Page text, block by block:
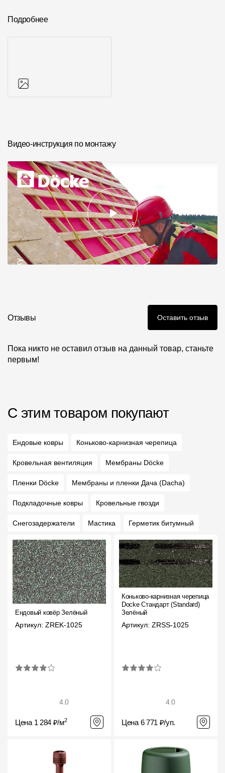
Вакансии
Где купить?
Контакты
8 800 100 71 45site@docke.ru
Адрес
125212, Россия, Москва, Головинское ш., д. 5, стр. 1(БЦ
Режим работы
Подробнее
Видео-инструкция по монтажу
Отзывы Оставить отзыв
Пока никто не оставил отзыв на данный товар, станьте
первым!
С этим товаром покупают
Ендовые ковры Коньково-карнизная черепица
Кровельная вентиляция Мембраны Döcke
Пленки Döcke Мембраны и пленки Дача (Dacha)
Подкладочные ковры Кровельные гвозди
Снегозадержатели Мастика Герметик битумный
Ендовый ковёр Зелёный
Артикул: ZREK-1025
4.0
Цена 1 284 ₽/м2
Коньково-карнизная черепица
Docke Стандарт (Standard)
Зелёный
Артикул: ZRSS-1025
4.0
Цена 6 771 ₽/уп.